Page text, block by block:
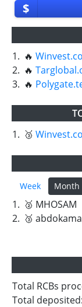
$
1. 🔥
2. 🔥
3. 🔥
1. 🥉
Week Month
1. 🥈 MHOSAM
2. 🥉
Total RCBs
Total deposited: